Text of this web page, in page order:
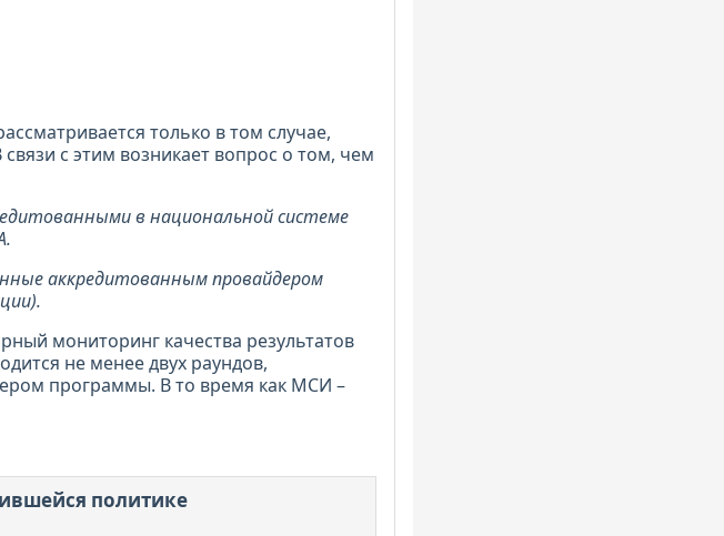
только в том случае,
с этим возникает вопрос о том, чем
в национальной системе
аккредитованным провайдером
мониторинг качества результатов
не менее двух раундов,
программы. В то время как МСИ –
политике